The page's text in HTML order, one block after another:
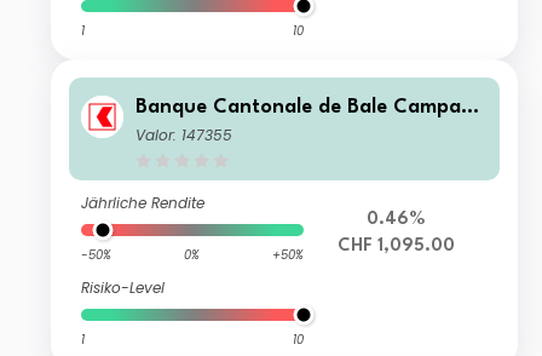
1 10
Banque Cantonale de Bale Campagn
e
Valor: 147355
Jährliche Rendite
-50% 0% +50%
Risiko-Level
1 10
0.46%
CHF 1,095.00